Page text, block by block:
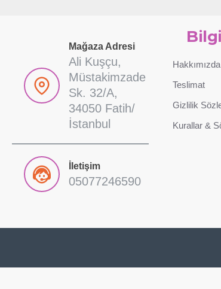
Mağaza Adresi
Ali Kuşçu,
Müstakimzade
Sk. 32/A,
34050 Fatih/
İstanbul
İletişim
05077246590
Hakkımızda
Teslimat
Gizlilik
Kurallar &